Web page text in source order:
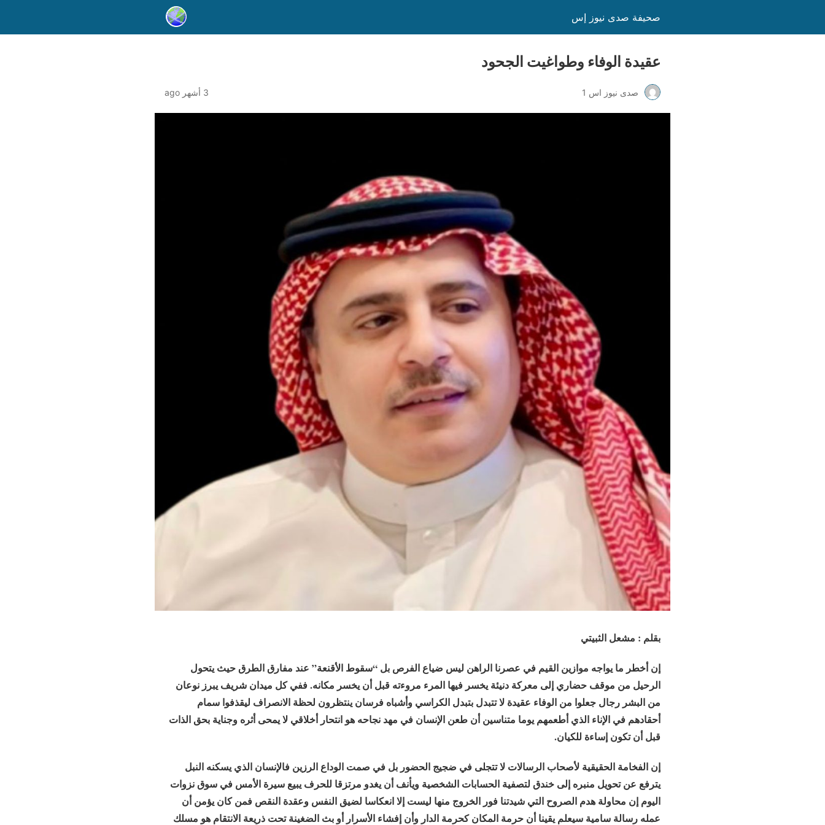
صحيفة صدى نيوز إس
عقيدة الوفاء وطواغيت الجحود
صدى نيوز اس 1 3 أشهر ago
بقلم : مشعل الثبيتي
إن أخطر ما يواجه موازين القيم في عصرنا الراهن ليس ضياع الفرص بل “سقوط الأقنعة” عند مفارق الطرق حيث يتحول
الرحيل من موقف حضاري إلى معركة دنيئة يخسر فيها المرء مروءته قبل أن يخسر مكانه. ففي كل ميدان شريف يبرز نوعان
من البشر رجال جعلوا من الوفاء عقيدة لا تتبدل بتبدل الكراسي وأشباه فرسان ينتظرون لحظة الانصراف ليقذفوا سمام
أحقادهم في الإناء الذي أطعمهم يوما متناسين أن طعن الإنسان في مهد نجاحه هو انتحار أخلاقي لا يمحى أثره وجناية بحق الذات
قبل أن تكون إساءة للكيان.
إن الفخامة الحقيقية لأصحاب الرسالات لا تتجلى في ضجيج الحضور بل في صمت الوداع الرزين فالإنسان الذي يسكنه النبل
يترفع عن تحويل منبره إلى خندق لتصفية الحسابات الشخصية ويأنف أن يغدو مرتزقا للحرف يبيع سيرة الأمس في سوق نزوات
اليوم إن محاولة هدم الصروح التي شيدتنا فور الخروج منها ليست إلا انعكاسا لضيق النفس وعقدة النقص فمن كان يؤمن أن
عمله رسالة سامية سيعلم يقينا أن حرمة المكان كحرمة الدار وأن إفشاء الأسرار أو بث الضغينة تحت ذريعة الانتقام هو مسلك